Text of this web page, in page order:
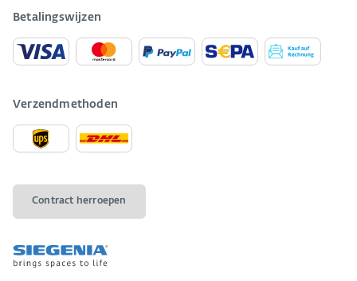
Betalingswijzen
Verzendmethoden
Contract herroepen